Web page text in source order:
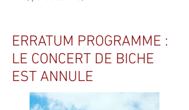
ERRATUM PROGRAMME :
LE CONCERT DE BICHE
EST ANNULE